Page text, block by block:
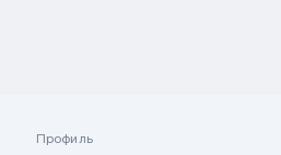
Профиль